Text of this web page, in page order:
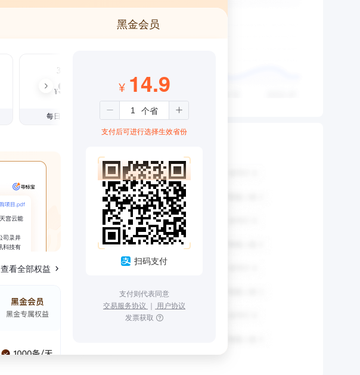
黑金会员
3个月
¥99
每日仅1.08元
查看全部权益
¥ 14.9
支付后可进行选择生效省份
扫码支付
支付则代表同意
交易服务协议 ｜ 用户协议
发票获取